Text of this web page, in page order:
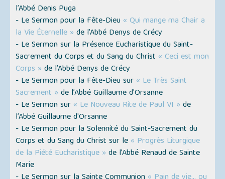
l’Abbé Denis Puga
- Le Sermon pour la Fête-Dieu « Qui mange ma Chair a
la Vie Éternelle » de l’Abbé Denys de Crécy
- Le Sermon sur la Présence Eucharistique du Saint-
Sacrement du Corps et du Sang du Christ « Ceci est mon
Corps » de l’Abbé Denys de Crécy
- Le Sermon pour la Fête-Dieu sur « Le Très Saint
Sacrement » de l’Abbé Guillaume d'Orsanne
- Le Sermon sur « Le Nouveau Rite de Paul VI » de
l’Abbé Guillaume d'Orsanne
- Le Sermon pour la Solennité du Saint-Sacrement du
Corps et du Sang du Christ sur le « Progrès Liturgique
de la Piété Eucharistique » de l’Abbé Renaud de Sainte
Marie